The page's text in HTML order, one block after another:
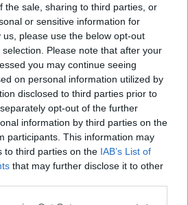
the sale, sharing to third parties, or
or sensitive information for
please use the below opt-out
Please note that after your
you may continue seeing
on personal information utilized by
disclosed to third parties prior to
opt-out of the further
information by third parties on the
participants. This information may
to third parties on the IAB’s List of
that may further disclose it to other
málo úložného miesta. V tomto byte
| Môjdom.sk
tá brezová preglejka a čisté línie vyzerajú super.
mýtus pri ošetrení dreva a môže vás
ochrániť pred hnitím a škodcami?
drahe drevo bolo predtym naparovane aby